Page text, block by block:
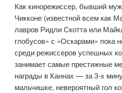
Как кинорежиссер, бывший
Чикконе (известной всем как
лавров Ридли Скотта или
глобусов» с «Оскарами» пока
среди режиссеров успешных
занимает самые престижные
награды в Каннах — за 3-х
мальчишке, невероятный гол